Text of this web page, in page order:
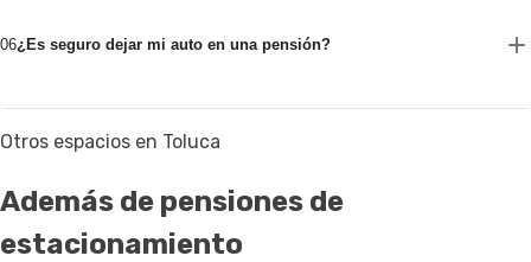
06¿Es seguro dejar mi auto en una pensión?
Otros espacios en Toluca
Además de pensiones de
estacionamiento